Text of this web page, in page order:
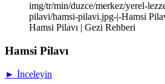
img/tr/min/duzce/merkez/yerel-
pilavi/hamsi-pilavi.jpg-|-Hamsi
Hamsi Pilavı | Gezi Rehberi
Hamsi Pilavı
► İnceleyin